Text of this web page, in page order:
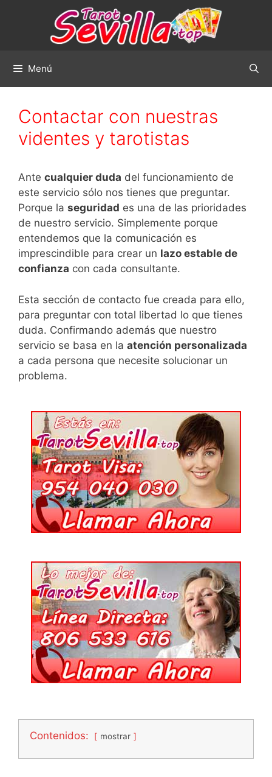
Menú
Contactar con nuestras
videntes y tarotistas
Ante cualquier duda del funcionamiento de
este servicio sólo nos tienes que preguntar.
Porque la seguridad es una de las prioridades
de nuestro servicio. Simplemente porque
entendemos que la comunicación es
imprescindible para crear un lazo estable de
confianza con cada consultante.
Esta sección de contacto fue creada para ello,
para preguntar con total libertad lo que tienes
duda. Confirmando además que nuestro
servicio se basa en la atención personalizada
a cada persona que necesite solucionar un
problema.
Contenidos: mostrar